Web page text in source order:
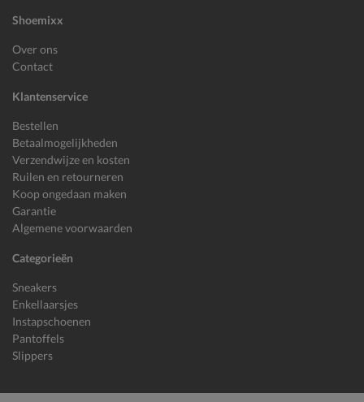
Shoemixx
Over ons
Contact
Klantenservice
Bestellen
Betaalmogelijkheden
Verzendwijze en kosten
Ruilen en retourneren
Koop ongedaan maken
Garantie
Algemene voorwaarden
Categorieën
Sneakers
Enkellaarsjes
Instapschoenen
Pantoffels
Slippers